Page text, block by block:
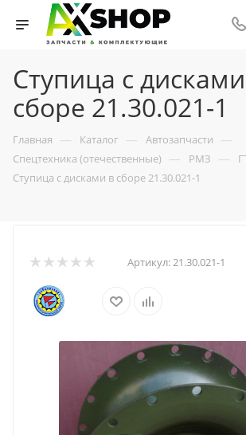
Ступица с
сборе 21.30.021-1
Главная — Каталог — Автозапчасти —
Спецтехника (отечественные) — РМЗ —
Ступица с дисками в сборе 21.30.021-1
Артикул:21.30.021-1